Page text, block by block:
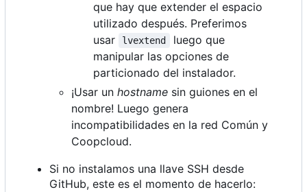
que hay que extender el espacio
utilizado después. Preferimos
usar
lvextend
luego que
manipular las opciones de
particionado del instalador.
¡Usar un hostname sin guiones en el
nombre! Luego genera
incompatibilidades en la red Común y
Coopcloud.
Si no instalamos una llave SSH desde
GitHub, este es el momento de hacerlo: